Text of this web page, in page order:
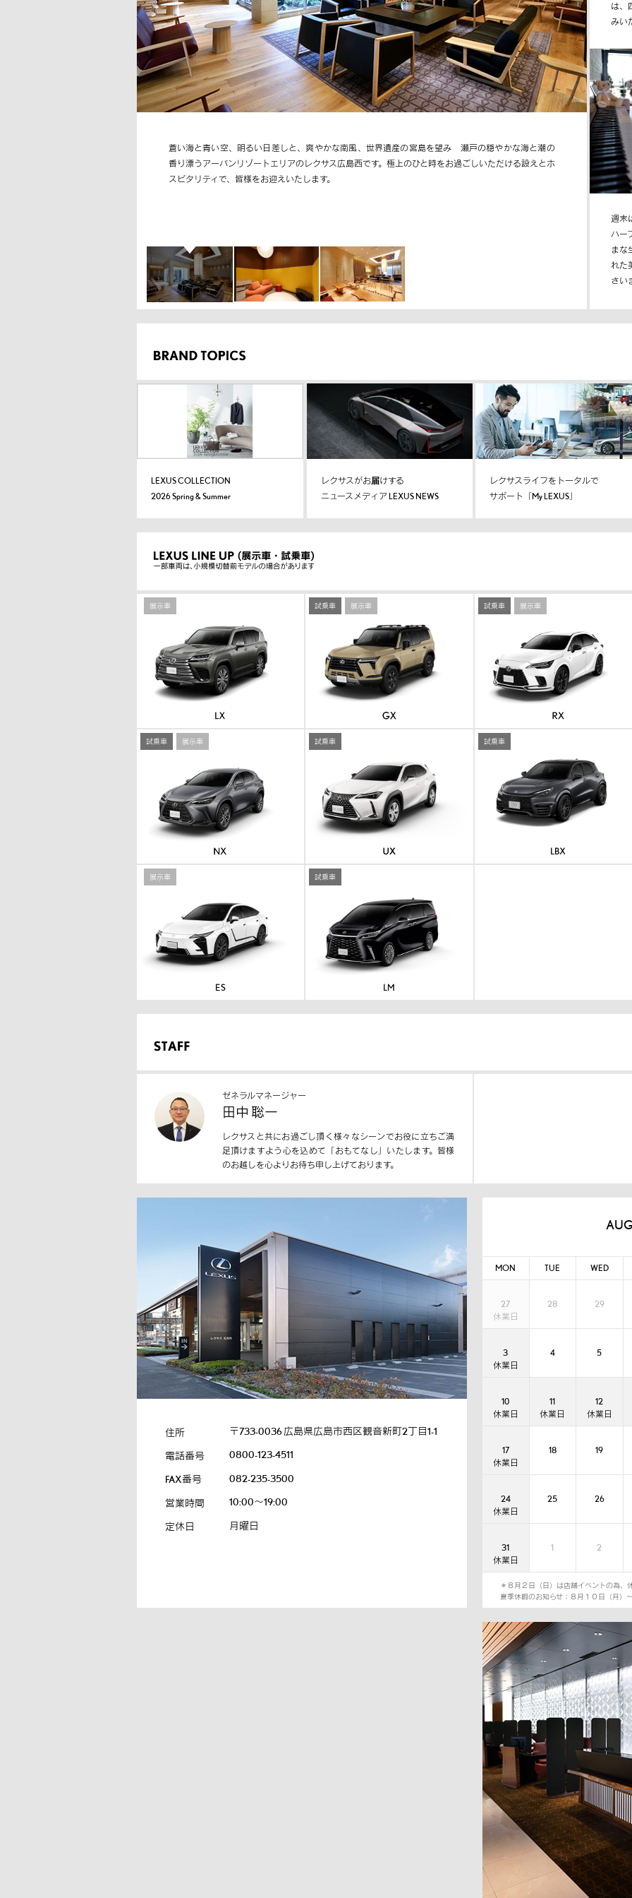
蒼い海と青い空、明るい日差しと、爽やかな南風、世界遺産の宮島を望み 瀬戸の穏やかな海と潮の
香り漂うアーバンリゾートエリアのレクサス広島西です。極上のひと時をお過ごしいただける設えとホ
スピタリティで、皆様をお迎えいたします。
は、
みい
週末
ハー
まな
れた
さい
LEXUS COLLECTION
2026 Spring & Summer
レクサスがお届けする
ニュースメディア LEXUS NEWS
レクサスライフをトータルで
サポート「My LEXUS」
展示車 試乗車 展示車 試乗車 展示車
試乗車 展示車 試乗車 試乗車
展示車 試乗車
ゼネラルマネージャー
田中 聡一
レクサスと共にお過ごし頂く様々なシーンでお役に立ちご満
足頂けますよう心を込めて「おもてなし」いたします。皆様
のお越しを心よりお待ち申し上げております。
住所 〒733-0036広島県広島市西区観音新町2丁目1-1
電話番号 0800-123-4511
FAX番号 082-235-3500
営業時間 10:00～19:00
定休日 月曜日
MON TUE WED
27 28 29
3 4 5
10 11 12
17 18 19
24 25 26
31 1 2
＊８月２日（日）は店舗イベントの為、
夏季休暇のお知らせ：８月１０日（月）